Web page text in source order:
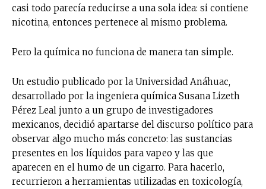
casi todo parecía reducirse a una sola idea: si contiene
nicotina, entonces pertenece al mismo problema.
Pero la química no funciona de manera tan simple.
Un estudio publicado por la Universidad Anáhuac,
desarrollado por la ingeniera química Susana Lizeth
Pérez Leal junto a un grupo de investigadores
mexicanos, decidió apartarse del discurso político para
observar algo mucho más concreto: las sustancias
presentes en los líquidos para vapeo y las que
aparecen en el humo de un cigarro. Para hacerlo,
recurrieron a herramientas utilizadas en toxicología,